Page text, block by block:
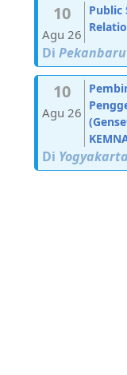
10
Agu 26
Public
Di Pekanbaru
10
Agu 26
Di Yogyakarta